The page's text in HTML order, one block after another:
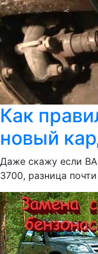
Как
новый
Даже скажу если
3700, разница